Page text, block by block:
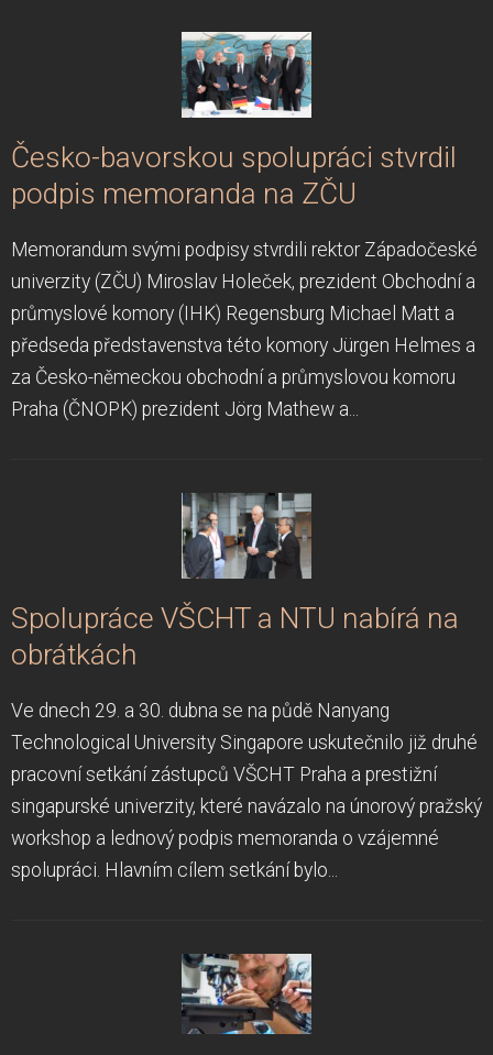
Česko-bavorskou spolupráci stvrdil
podpis memoranda na ZČU
Memorandum svými podpisy stvrdili rektor Západočeské
univerzity (ZČU) Miroslav Holeček, prezident Obchodní a
průmyslové komory (IHK) Regensburg Michael Matt a
předseda představenstva této komory Jürgen Helmes a
za Česko-německou obchodní a průmyslovou komoru
Praha (ČNOPK) prezident Jörg Mathew a...
Spolupráce VŠCHT a NTU nabírá na
obrátkách
Ve dnech 29. a 30. dubna se na půdě Nanyang
Technological University Singapore uskutečnilo již druhé
pracovní setkání zástupců VŠCHT Praha a prestižní
singapurské univerzity, které navázalo na únorový pražský
workshop a lednový podpis memoranda o vzájemné
spolupráci. Hlavním cílem setkání bylo...